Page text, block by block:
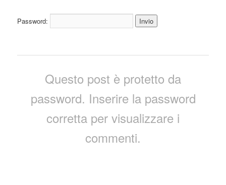
Password:
Questo post è protetto da
password. Inserire la password
corretta per visualizzare i
commenti.